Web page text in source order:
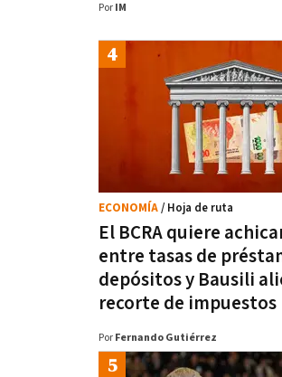
Por IM
El BCRA quiere
entre tasas de
depósitos y Bausili
recorte de impuestos
ECONOMÍA/ Hoja de ruta
Por Fernando Gutiérrez